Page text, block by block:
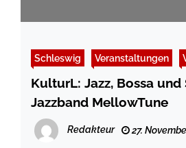
Schleswig Veranstaltungen
KulturL: Jazz, Bossa
Jazzband MellowTune
Redakteur 27.